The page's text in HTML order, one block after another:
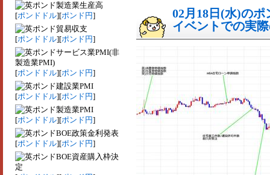
製造業生産高
[ポンドドル][ポンド円]
貿易収支
[ポンドドル][ポンド円]
サービス業PMI(非
製造業PMI)
[ポンドドル][ポンド円]
建設業PMI
[ポンドドル][ポンド円]
製造業PMI
[ポンドドル][ポンド円]
BOE政策金利発表
[ポンドドル][ポンド円]
BOE資産購入枠決
定
02月18日(水)の
イベントでの実